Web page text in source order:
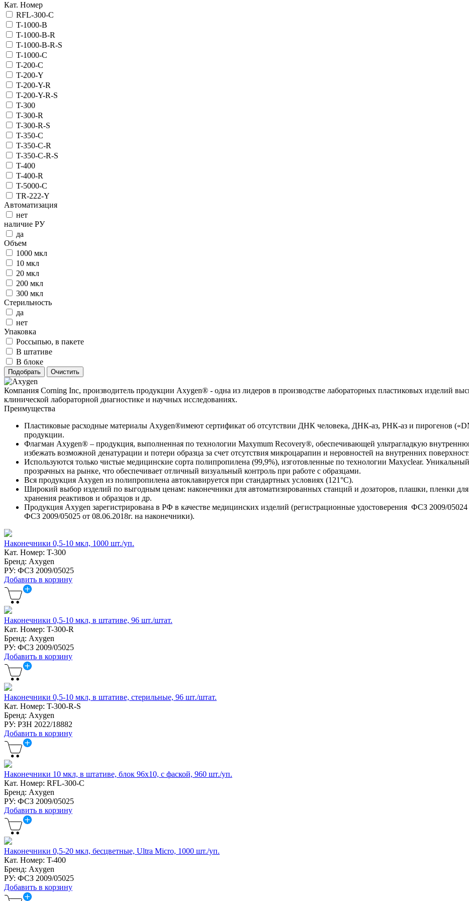
Кат. Номер
RFL-300-C
T-1000-B
T-1000-B-R
T-1000-B-R-S
T-1000-C
T-200-C
T-200-Y
T-200-Y-R
T-200-Y-R-S
T-300
T-300-R
T-300-R-S
T-350-C
T-350-C-R
T-350-C-R-S
T-400
T-400-R
T-5000-C
TR-222-Y
Автоматизация
нет
наличие РУ
да
Объем
1000 мкл
10 мкл
20 мкл
200 мкл
300 мкл
Стерильность
да
нет
Упаковка
Россыпью, в пакете
В штативе
В блоке
Компания Corning Inc, производитель продукции Axygen® - одна из лидеров в производстве лабораторных пластиковых изделий
клинической лабораторной диагностике и научных исследованиях.
Преимущества
Пластиковые расходные материалы Axygen®имеют сертификат об отсутствии ДНК человека, ДНК-аз, РНК-аз и пирогенов
продукции.
Флагман Axygen® – продукция, выполненная по технологии Maxymum Recovery®, обеспечивающей ультрагладкую
избежать возможной денатурации и потери образца за счет отсутствия микроцарапин и неровностей на внутренних
Используются только чистые медицинские сорта полипропилена (99,9%), изготовленные по технологии Maxyclear.
прозрачных на рынке, что обеспечивает отличный визуальный контроль при работе с образцами.
Вся продукция Axygen из полипропилена автоклавируется при стандартных условиях (121°С).
Широкий выбор изделий по выгодным ценам: наконечники для автоматизированных станций и дозаторов, плашки, пленки
хранения реактивов и образцов и др.
Продукция Axygen зарегистрирована в РФ в качестве медицинских изделий (регистрационные удостоверения ФСЗ 2009/
ФСЗ 2009/05025 от 08.06.2018г. на наконечники).
Наконечники 0,5-10 мкл, 1000 шт./уп.
Кат. Номер: T-300
Бренд: Axygen
РУ: ФСЗ 2009/05025
Добавить в корзину
Наконечники 0,5-10 мкл, в штативе, 96 шт./штат.
Кат. Номер: T-300-R
Бренд: Axygen
РУ: ФСЗ 2009/05025
Добавить в корзину
Наконечники 0,5-10 мкл, в штативе, стерильные, 96 шт./штат.
Кат. Номер: T-300-R-S
Бренд: Axygen
РУ: РЗН 2022/18882
Добавить в корзину
Наконечники 10 мкл, в штативе, блок 96х10, с фаской, 960 шт./уп.
Кат. Номер: RFL-300-C
Бренд: Axygen
РУ: ФСЗ 2009/05025
Добавить в корзину
Наконечники 0,5-20 мкл, бесцветные, Ultra Micro, 1000 шт./уп.
Кат. Номер: T-400
Бренд: Axygen
РУ: ФСЗ 2009/05025
Добавить в корзину